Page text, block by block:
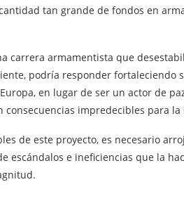
tan grande de fondos en
carrera armamentista que
podría responder fortaleciendo
en lugar de ser un actor de
impredecibles para
de este proyecto, es necesario
escándalos e ineficiencias que la